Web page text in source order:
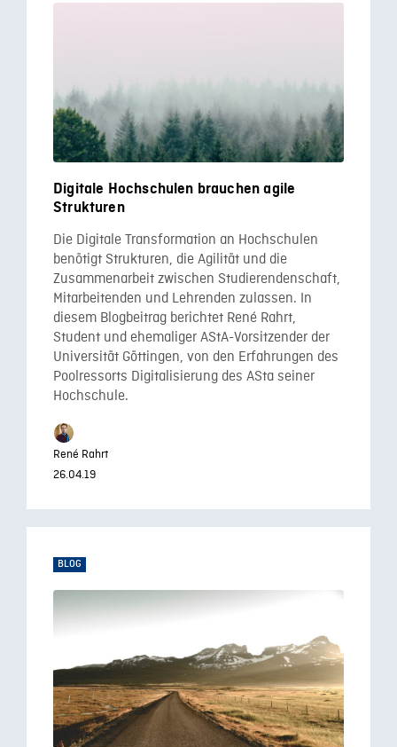
Digitale Hochschulen brauchen agile
Strukturen
Die Digitale Transformation an Hochschulen
benötigt Strukturen, die Agilität und die
Zusammenarbeit zwischen Studierendenschaft,
Mitarbeitenden und Lehrenden zulassen. In
diesem Blogbeitrag berichtet René Rahrt,
Student und ehemaliger AStA-Vorsitzender der
Universität Göttingen, von den Erfahrungen des
Poolressorts Digitalisierung des ASta seiner
Hochschule.
René Rahrt
26.04.19
BLOG